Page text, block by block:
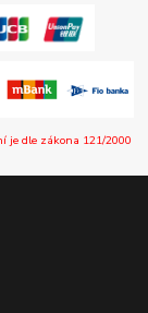
je dle zákona 121/2000